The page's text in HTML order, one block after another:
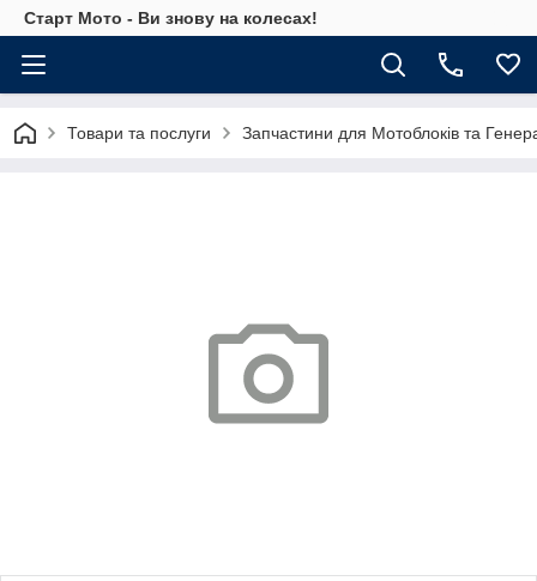
Старт Мото - Ви знову на колесах!
Товари та послуги Запчастини для Мотоблоків та